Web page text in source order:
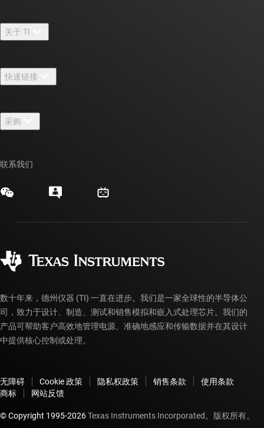
关于 TI
招贤纳士
新闻中心
活动
投资者关系
快速链接
TI E2E™ 设计支持论坛
myTI 帐户常见问题解答
采购
发货、付款和税费
联系我们
数十年来，德州仪器 (TI) 一直在进步。我们是一家全球性的半导体公
司，致力于设计、制造、测试和销售模拟和嵌入式处理芯片。我们的
产品可帮助客户高效地管理电源、准确地感应和传输数据并在其设计
中提供核心控制或处理。
无障碍 Cookie 政策 隐私权政策 销售条款
使用条款
商标
网站反馈
© Copyright 1995-2026Texas Instruments Incorporated。版权所有。